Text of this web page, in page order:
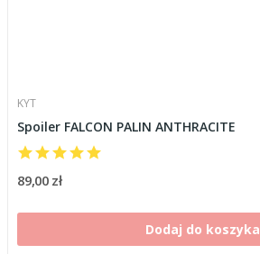
KYT
Spoiler FALCON PALIN ANTHRACITE
89,00 zł
Dodaj do koszyka